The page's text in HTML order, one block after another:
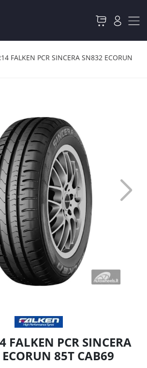
FALKEN PCR SINCERA SN832 ECORUN
FALKEN PCR SINCERA
85T CAB69